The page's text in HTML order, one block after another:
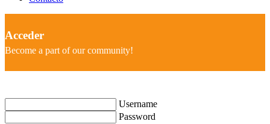
Acceder
Become a part of our community!
Username
Password